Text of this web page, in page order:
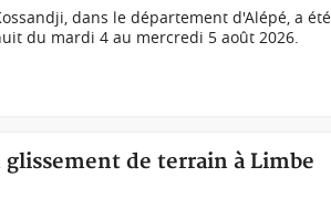
dans le département d'Alépé, a été
du mardi 4 au mercredi 5 août 2026.
de terrain à Limbe